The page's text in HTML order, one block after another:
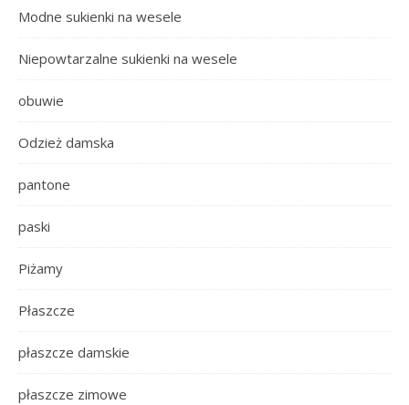
Modne sukienki na wesele
Niepowtarzalne sukienki na wesele
obuwie
Odzież damska
pantone
paski
Piżamy
Płaszcze
płaszcze damskie
płaszcze zimowe